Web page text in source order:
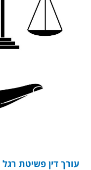
עורך דין פשיטת רגל